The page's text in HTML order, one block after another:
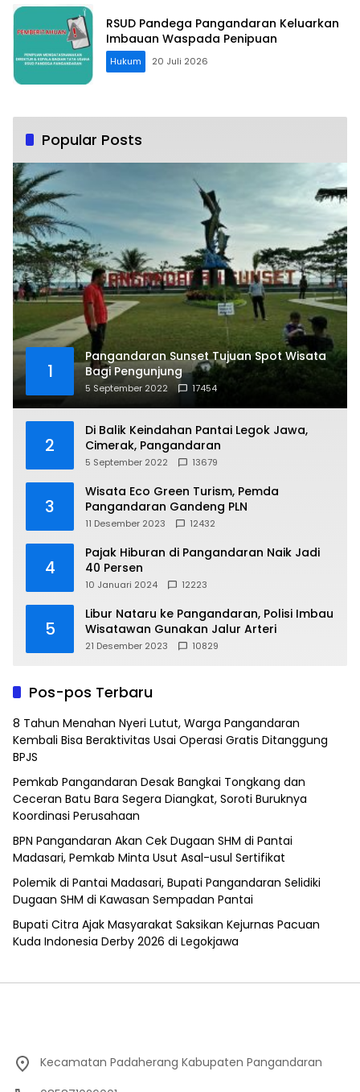
RSUD Pandega Pangandaran Keluarkan
Imbauan Waspada Penipuan
Hukum 20 Juli 2026
Popular Posts
1
Pangandaran Sunset Tujuan Spot Wisata
Bagi Pengunjung
5 September 2022 17454
2
Di Balik Keindahan Pantai Legok Jawa,
Cimerak, Pangandaran
5 September 2022 13679
3
Wisata Eco Green Turism, Pemda
Pangandaran Gandeng PLN
11 Desember 2023 12432
4
Pajak Hiburan di Pangandaran Naik Jadi
40 Persen
10 Januari 2024 12223
5
Libur Nataru ke Pangandaran, Polisi Imbau
Wisatawan Gunakan Jalur Arteri
21 Desember 2023 10829
Pos-pos Terbaru
8 Tahun Menahan Nyeri Lutut, Warga Pangandaran
Kembali Bisa Beraktivitas Usai Operasi Gratis Ditanggung
BPJS
Pemkab Pangandaran Desak Bangkai Tongkang dan
Ceceran Batu Bara Segera Diangkat, Soroti Buruknya
Koordinasi Perusahaan
BPN Pangandaran Akan Cek Dugaan SHM di Pantai
Madasari, Pemkab Minta Usut Asal-usul Sertifikat
Polemik di Pantai Madasari, Bupati Pangandaran Selidiki
Dugaan SHM di Kawasan Sempadan Pantai
Bupati Citra Ajak Masyarakat Saksikan Kejurnas Pacuan
Kuda Indonesia Derby 2026 di Legokjawa
Kecamatan Padaherang Kabupaten Pangandaran